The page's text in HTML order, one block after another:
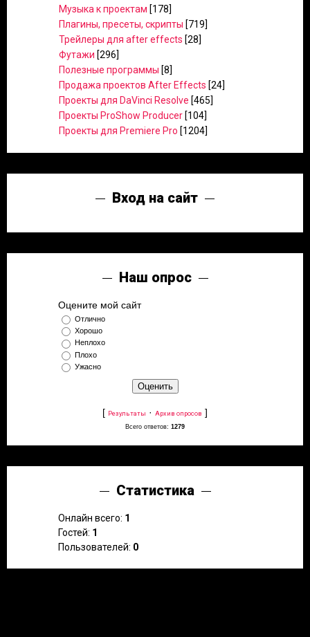
Музыка к проектам [178]
Плагины, пресеты, скрипты [719]
Трейлеры для after effects [28]
Футажи [296]
Полезные программы [8]
Продажа проектов After Effects [24]
Проекты для DaVinci Resolve [465]
Проекты ProShow Producer [104]
Проекты для Premiere Pro [1204]
Вход на сайт
Наш опрос
Оцените мой сайт
Отлично
Хорошо
Неплохо
Плохо
Ужасно
[ Результаты · Архив опросов ]
Всего ответов: 1279
Статистика
Онлайн всего: 1
Гостей: 1
Пользователей: 0